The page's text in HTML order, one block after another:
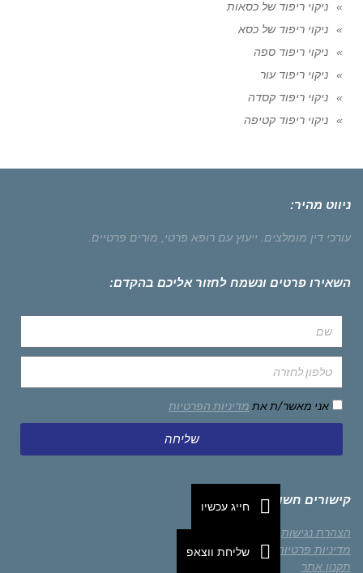
ניקוי ריפוד של כסאות
ניקוי ריפוד של כסא
ניקוי ריפוד ספה
ניקוי ריפוד עור
ניקוי ריפוד קסדה
ניקוי ריפוד קטיפה
ניווט מהיר:
עורכי דין מומלצים. ייעוץ עם רופא פרטי, מורים פרטיים.
השאירו פרטים ונשמח לחזור אליכם בהקדם:
אני מאשר/ת את מדיניות הפרטיות
שליחה
קישורים חשובים
הצהרת נגישות
מדיניות פרטיות
תקנון אתר
חייג עכשיו
שליחת ווצאפ